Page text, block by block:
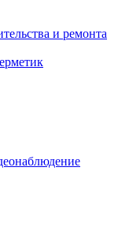
и ремонта